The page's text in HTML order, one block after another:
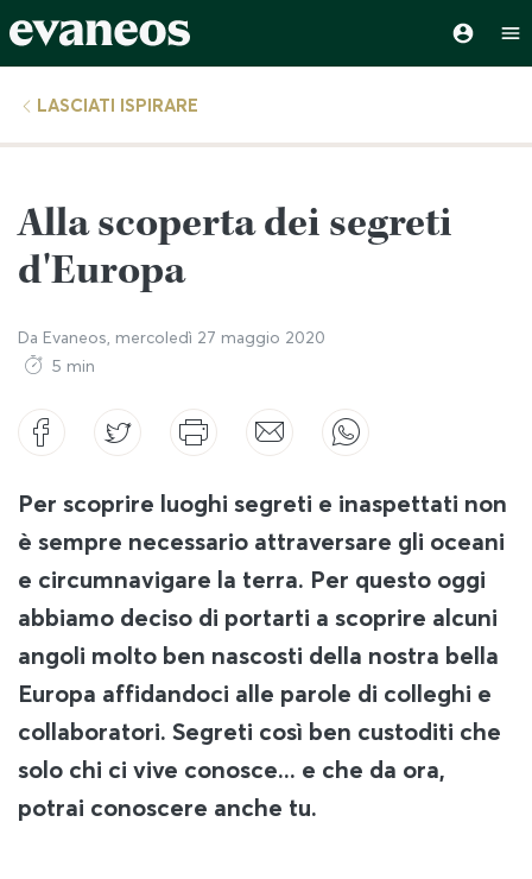
LASCIATI ISPIRARE
Alla scoperta dei segreti
d'Europa
Da Evaneos, mercoledì 27 maggio 2020
5 min
Per scoprire luoghi segreti e inaspettati non
è sempre necessario attraversare gli oceani
e circumnavigare la terra. Per questo oggi
abbiamo deciso di portarti a scoprire alcuni
angoli molto ben nascosti della nostra bella
Europa affidandoci alle parole di colleghi e
collaboratori. Segreti così ben custoditi che
solo chi ci vive conosce... e che da ora,
potrai conoscere anche tu.